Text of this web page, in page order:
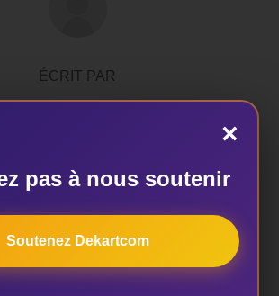
ÉCRIT PAR
COMMENTAIRE
×
pas à nous soutenir
Soutenez Dekartcom